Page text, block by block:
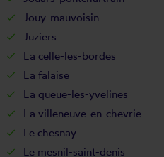
Jouy-mauvoisin
Juziers
La celle-les-bordes
La falaise
La queue-les-yvelines
La villeneuve-en-chevrie
Le chesnay
Le mesnil-saint-denis